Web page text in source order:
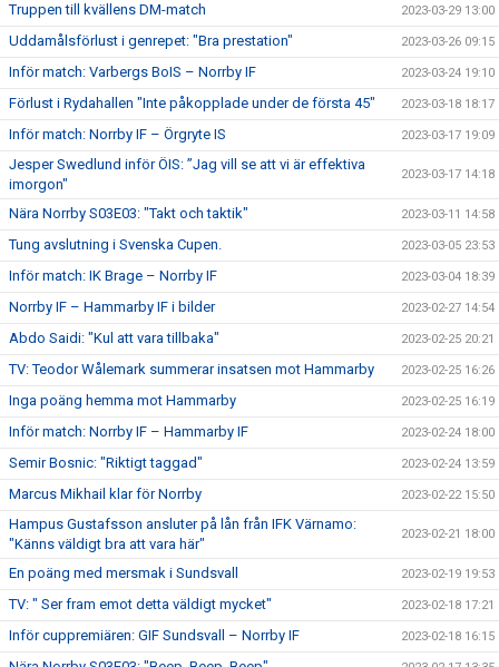
Truppen till kvällens DM-match 2023-03-29 13:00
Uddamålsförlust i genrepet: "Bra prestation" 2023-03-26 09:15
Inför match: Varbergs BoIS – Norrby IF 2023-03-24 19:10
Förlust i Rydahallen "Inte påkopplade under de första 45" 2023-03-18 18:17
Inför match: Norrby IF – Örgryte IS 2023-03-17 19:09
Jesper Swedlund inför ÖIS: ”Jag vill se att vi är effektiva
imorgon"
2023-03-17 14:18
Nära Norrby S03E03: "Takt och taktik" 2023-03-11 14:58
Tung avslutning i Svenska Cupen. 2023-03-05 23:53
Inför match: IK Brage – Norrby IF 2023-03-04 18:39
Norrby IF – Hammarby IF i bilder 2023-02-27 14:54
Abdo Saidi: "Kul att vara tillbaka" 2023-02-25 20:21
TV: Teodor Wålemark summerar insatsen mot Hammarby 2023-02-25 16:26
Inga poäng hemma mot Hammarby 2023-02-25 16:19
Inför match: Norrby IF – Hammarby IF 2023-02-24 18:00
Semir Bosnic: "Riktigt taggad" 2023-02-24 13:59
Marcus Mikhail klar för Norrby 2023-02-22 15:50
Hampus Gustafsson ansluter på lån från IFK Värnamo:
"Känns väldigt bra att vara här"
2023-02-21 18:00
En poäng med mersmak i Sundsvall 2023-02-19 19:53
TV: " Ser fram emot detta väldigt mycket" 2023-02-18 17:21
Inför cuppremiären: GIF Sundsvall – Norrby IF 2023-02-18 16:15